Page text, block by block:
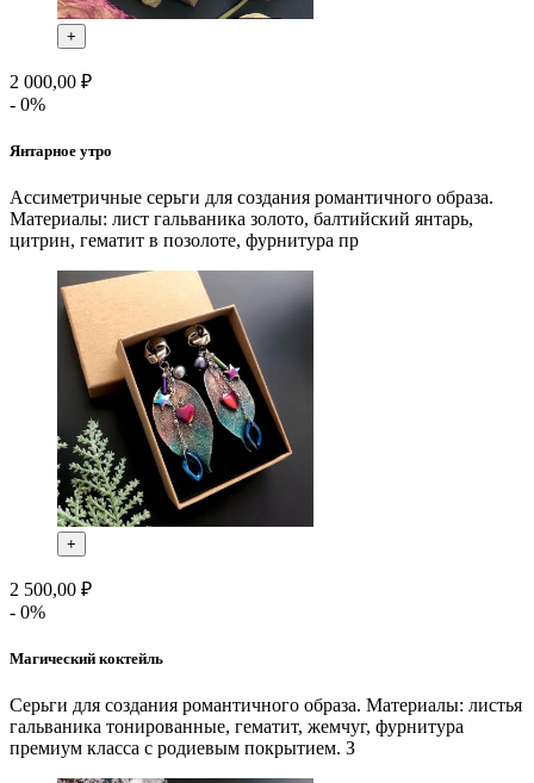
+
2 000,00 ₽
- 0%
Янтарное утро
Ассиметричные серьги для создания романтичного образа.
Материалы: лист гальваника золото, балтийский янтарь,
цитрин, гематит в позолоте, фурнитура пр
+
2 500,00 ₽
- 0%
Магический коктейль
Серьги для создания романтичного образа. Материалы: листья
гальваника тонированные, гематит, жемчуг, фурнитура
премиум класса с родиевым покрытием. З